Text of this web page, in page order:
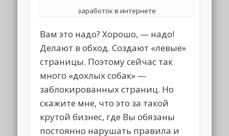
заработок в интернете
Вам это надо? Хорошо, — надо!
Делают в обход. Создают «левые»
страницы. Поэтому сейчас так
много «дохлых собак» —
заблокированных страниц. Но
скажите мне, что это за такой
крутой бизнес, где Вы обязаны
постоянно нарушать правила и